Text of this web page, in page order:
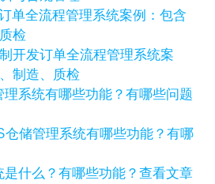
开发订单全流程管理系统案
制造、质检
仓储管理系统有哪些功能？有哪
查看文章